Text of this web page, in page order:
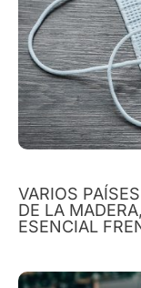
VARIOS
DE LA
ESENCIAL